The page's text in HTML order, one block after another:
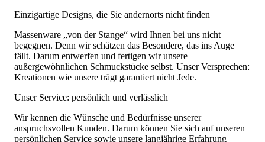
Einzigartige Designs, die Sie andernorts nicht finden
Massenware „von der Stange“ wird Ihnen bei uns nicht
begegnen. Denn wir schätzen das Besondere, das ins Auge
fällt. Darum entwerfen und fertigen wir unsere
außergewöhnlichen Schmuckstücke selbst. Unser Versprechen:
Kreationen wie unsere trägt garantiert nicht Jede.
Unser Service: persönlich und verlässlich
Wir kennen die Wünsche und Bedürfnisse unserer
anspruchsvollen Kunden. Darum können Sie sich auf unseren
persönlichen Service sowie unsere langjährige Erfahrung